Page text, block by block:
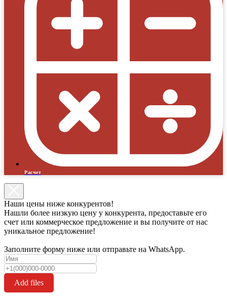
Расчет
Наши цены ниже конкурентов!
Нашли более низкую цену у конкурента, предоставьте его
счет или коммерческое предложение и вы получите от нас
уникальное предложение!
Заполните форму ниже или отправьте на WhatsApp.
Add files